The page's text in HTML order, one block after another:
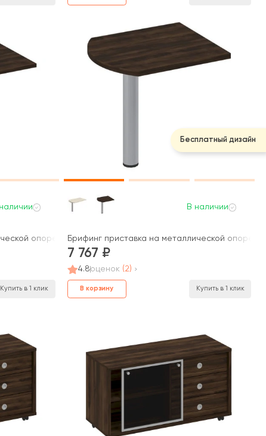
опоре 130x80x75 Борн
Купить в 1 клик
В наличии
Брифинг приставка на металлической опоре
7 767
4.8оценок (2)
В корзину Купить в 1 клик
Бесплатный дизайн